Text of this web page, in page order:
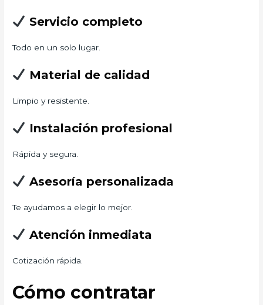
Servicio completo
Todo en un solo lugar.
Material de calidad
Limpio y resistente.
Instalación profesional
Rápida y segura.
Asesoría personalizada
Te ayudamos a elegir lo mejor.
Atención inmediata
Cotización rápida.
Cómo contratar